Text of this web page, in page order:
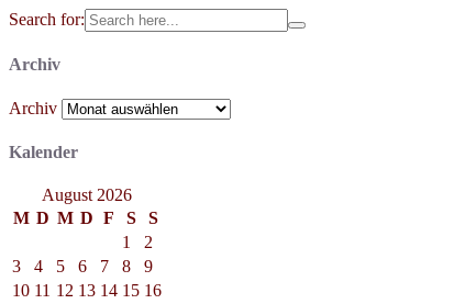
Search for:
Archiv
Archiv
Kalender
August 2026
M D M D F S
S
1
2
3
4 5 6 7 8
9
10 11 12 13 14 15 16